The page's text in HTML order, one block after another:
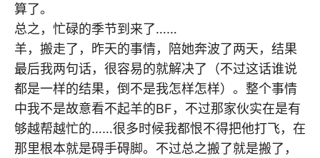
算了。
总之，忙碌的季节到来了……
羊，搬走了，昨天的事情，陪她奔波了两天，结果
最后我两句话，很容易的就解决了（不过这话谁说
都是一样的结果，倒不是我怎样怎样）。整个事情
中我不是故意看不起羊的BF，不过那家伙实在是有
够越帮越忙的……很多时候我都恨不得把他打飞，在
那里根本就是碍手碍脚。不过总之搬了就是搬了，